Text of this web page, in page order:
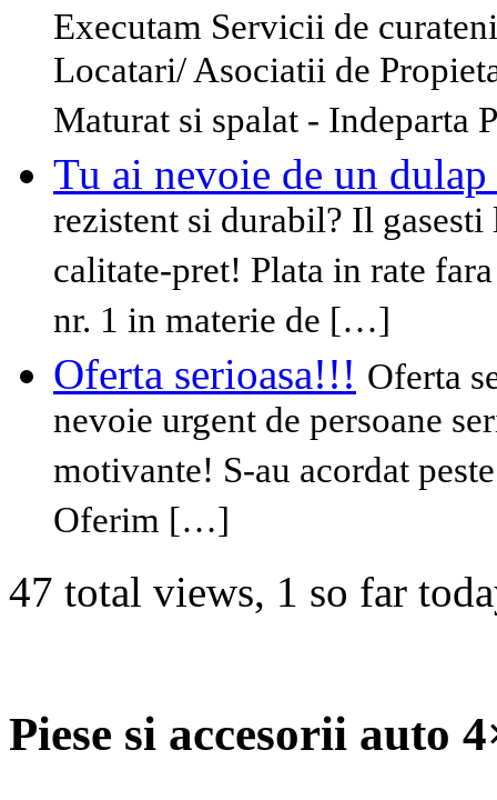
Executam Servicii de
Locatari/ Asociatii de
Maturat si spalat -
Tu ai nevoie de un
rezistent si durabil? Il
calitate-pret! Plata in rate
nr. 1 in materie de […]
Oferta serioasa!!! Oferta
nevoie urgent de persoane
motivante! S-au acordat
Oferim […]
47 total views, 1 so far
Piese si accesorii auto